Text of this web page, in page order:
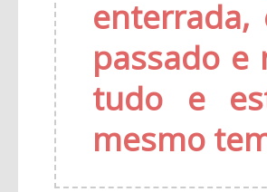
enterrada,
passado e
tudo e
mesmo